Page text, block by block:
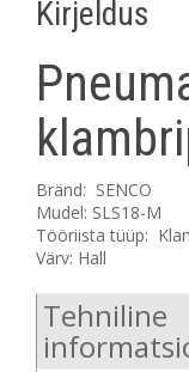
Täna
Kirjeldus
Bränd: SENCO
Mudel: SLS18-M
Tööriista tüüp:
Värv: Hall
Tehniline